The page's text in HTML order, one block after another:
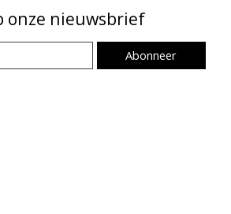
onze nieuwsbrief
Abonneer